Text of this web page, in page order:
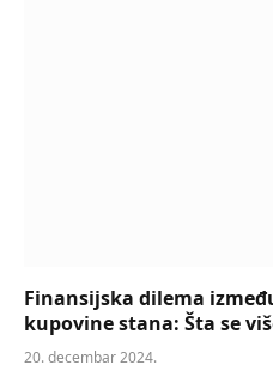
Finansijska dilema
kupovine stana: Šta se
20. decembar 2024.